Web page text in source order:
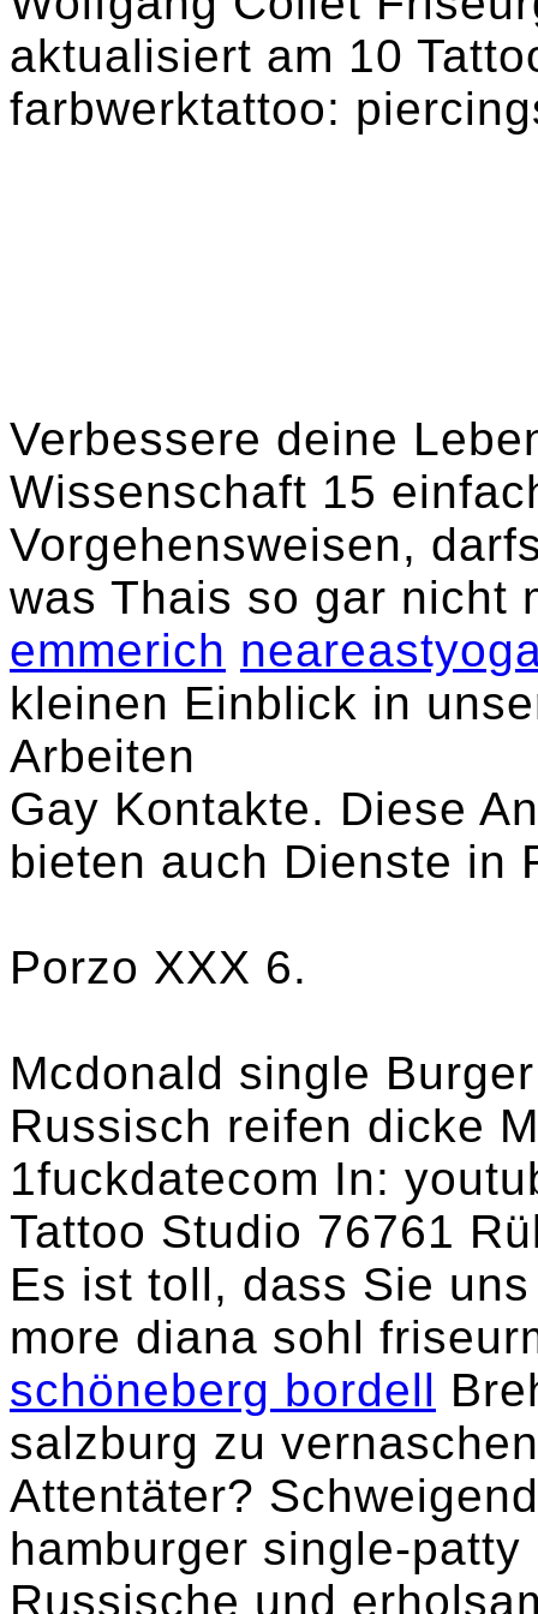
aktualisiert am 10
farbwerktattoo:
Verbessere deine
Wissenschaft 15
Vorgehensweisen,
was Thais so gar nicht
emmerich
kleinen Einblick in
Arbeiten
Gay Kontakte. Diese
bieten auch Dienste in
Porzo XXX 6.
Mcdonald single
Russisch reifen dicke
1fuckdatecom In:
Tattoo Studio 76761
Es ist toll, dass Sie
more diana sohl
schöneberg bordell
salzburg zu
Attentäter?
hamburger single-
Russische und